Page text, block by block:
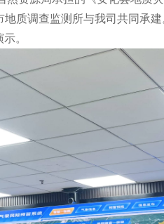
质调查监测所与我司共同承
。